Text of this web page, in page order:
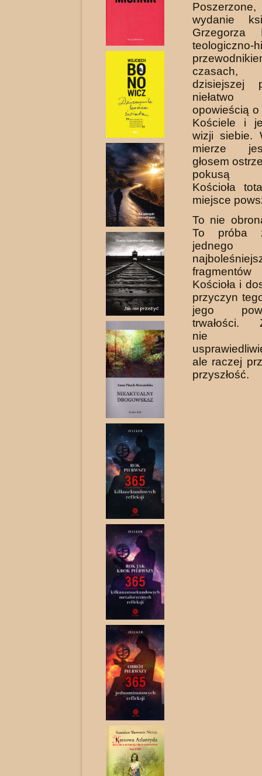
wydanie
Grzegorza
teologiczno-
dzisiejszej
niełatwo
opowieścią
Kościele i
wizji siebie.
mierze
głosem
pokusą
Kościoła
miejsce
To nie
To próba
Kościoła i
przyczyn
jego
trwałości.
nie
ale raczej
przyszłość.